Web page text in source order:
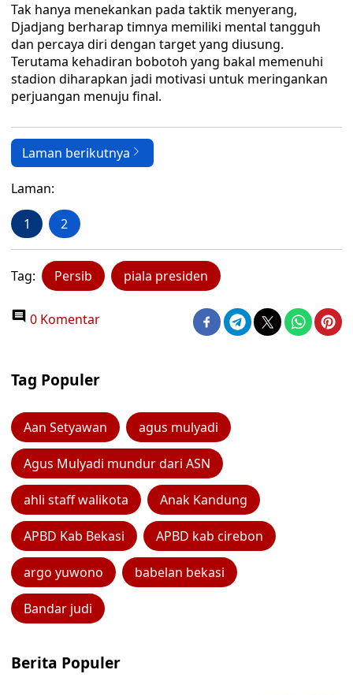
Tak hanya menekankan pada taktik menyerang,
Djadjang berharap timnya memiliki mental tangguh
dan percaya diri dengan target yang diusung.
Terutama kehadiran bobotoh yang bakal memenuhi
stadion diharapkan jadi motivasi untuk meringankan
perjuangan menuju final.
Laman berikutnya
Laman:
1 2
Tag: Persib piala presiden
0 Komentar
Tag Populer
Aan Setyawan agus mulyadi
Agus Mulyadi mundur dari ASN
ahli staff walikota Anak Kandung
APBD Kab Bekasi APBD kab cirebon
argo yuwono babelan bekasi
Bandar judi
Berita Populer